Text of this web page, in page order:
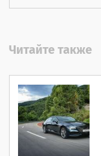
Читайте также